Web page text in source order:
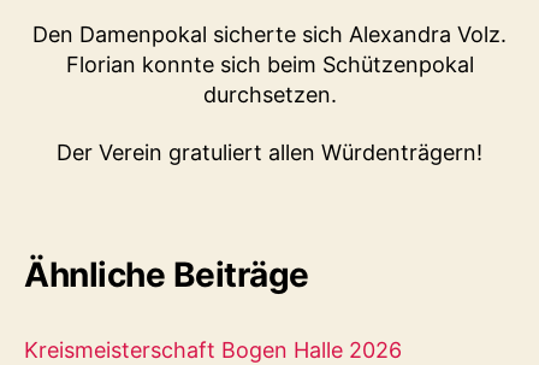
Den Damenpokal sicherte sich Alexandra Volz.
Florian konnte sich beim Schützenpokal
durchsetzen.
Der Verein gratuliert allen Würdenträgern!
Ähnliche Beiträge
Kreismeisterschaft Bogen Halle 2026